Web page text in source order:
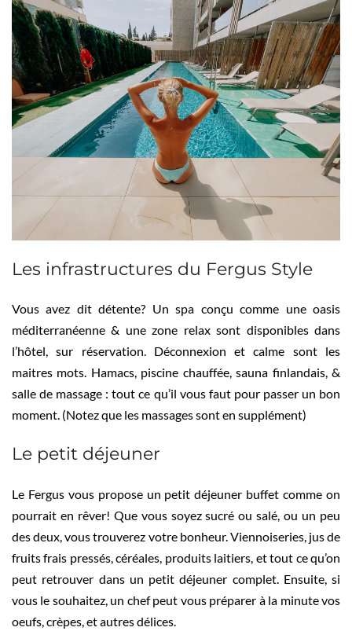
Les infrastructures du Fergus Style
Vous avez dit détente? Un spa conçu comme une oasis
méditerranéenne & une zone relax sont disponibles dans
l’hôtel, sur réservation. Déconnexion et calme sont les
maitres mots. Hamacs, piscine chauffée, sauna finlandais, &
salle de massage : tout ce qu’il vous faut pour passer un bon
moment. (Notez que les massages sont en supplément)
Le petit déjeuner
Le Fergus vous propose un petit déjeuner buffet comme on
pourrait en rêver! Que vous soyez sucré ou salé, ou un peu
des deux, vous trouverez votre bonheur. Viennoiseries, jus de
fruits frais pressés, céréales, produits laitiers, et tout ce qu’on
peut retrouver dans un petit déjeuner complet. Ensuite, si
vous le souhaitez, un chef peut vous préparer à la minute vos
oeufs, crèpes, et autres délices.